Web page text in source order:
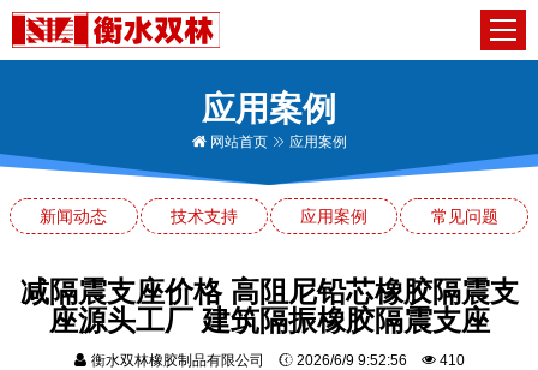
应用案例
网站首页 应用案例
新闻动态 技术支持 应用案例 常见问题
减隔震支座价格 高阻尼铅芯橡胶隔震支
座源头工厂 建筑隔振橡胶隔震支座
衡水双林橡胶制品有限公司 2026/6/9 9:52:56 410